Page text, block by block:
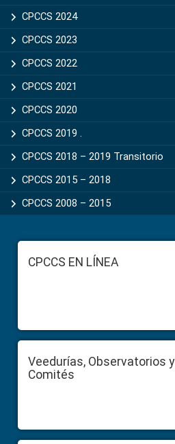
CPCCS 2024
CPCCS 2023
CPCCS 2022
CPCCS 2021
CPCCS 2020
CPCCS 2019 .
CPCCS 2018 – 2019 Transitorio
CPCCS 2015 – 2018
CPCCS 2008 – 2015
FooterCPCCS EN LÍNEA
Veedurías, Observatorios y
Comités